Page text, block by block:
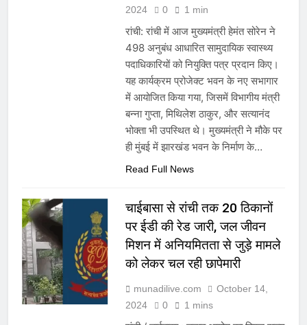
2024
0 1 min
रांची: रांची में आज मुख्यमंत्री हेमंत सोरेन ने
498 अनुबंध आधारित सामुदायिक स्वास्थ्य
पदाधिकारियों को नियुक्ति पत्र प्रदान किए।
यह कार्यक्रम प्रोजेक्ट भवन के नए सभागार
में आयोजित किया गया, जिसमें विभागीय मंत्री
बन्ना गुप्ता, मिथिलेश ठाकुर, और सत्यानंद
भोक्ता भी उपस्थित थे। मुख्यमंत्री ने मौके पर
ही मुंबई में झारखंड भवन के निर्माण के…
Read Full News
चाईबासा से रांची तक 20 ठिकानों
पर ईडी की रेड जारी, जल जीवन
मिशन में अनियमितता से जुड़े मामले
को लेकर चल रही छापेमारी
munadilive.com
October 14,
2024
0 1 mins